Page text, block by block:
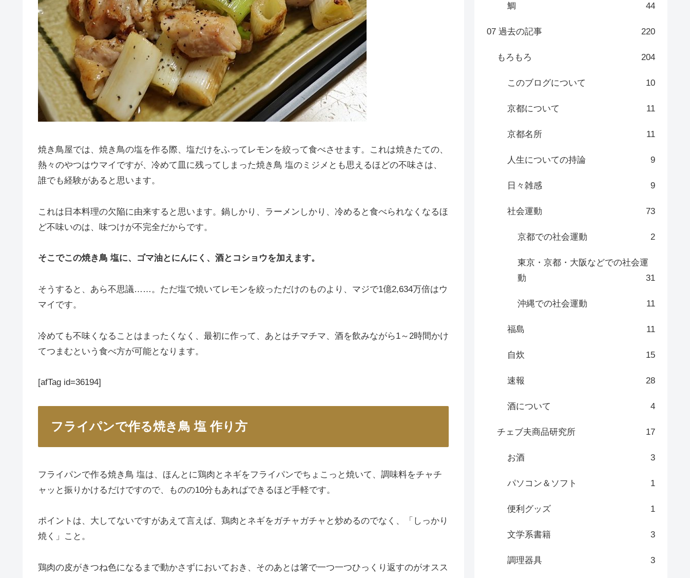
焼き鳥屋では、焼き鳥の塩を作る際、塩だけをふってレモンを絞って食べさせます。これは焼きたての、
熱々のやつはウマイですが、冷めて皿に残ってしまった焼き鳥 塩のミジメとも思えるほどの不味さは、
誰でも経験があると思います。
これは日本料理の欠陥に由来すると思います。鍋しかり、ラーメンしかり、冷めると食べられなくなるほ
ど不味いのは、味つけが不完全だからです。
そこでこの焼き鳥 塩に、ゴマ油とにんにく、酒とコショウを加えます。
そうすると、あら不思議……。ただ塩で焼いてレモンを絞っただけのものより、マジで1億2,634万倍はウ
マイです。
冷めても不味くなることはまったくなく、最初に作って、あとはチマチマ、酒を飲みながら1～2時間かけ
てつまむという食べ方が可能となります。
[afTag id=36194]
フライパンで作る焼き鳥 塩 作り方
フライパンで作る焼き鳥 塩は、ほんとに鶏肉とネギをフライパンでちょこっと焼いて、調味料をチャチ
ャッと振りかけるだけですので、ものの10分もあればできるほど手軽です。
ポイントは、大してないですがあえて言えば、鶏肉とネギをガチャガチャと炒めるのでなく、「しっかり
焼く」こと。
鶏肉の皮がきつね色になるまで動かさずにおいておき、そのあとは箸で一つ一つひっくり返すのがオスス
鯛 44
07 過去の記事 220
もろもろ 204
このブログについて 10
京都について 11
京都名所 11
人生についての持論 9
日々雑感 9
社会運動 73
京都での社会運動 2
東京・京都・大阪などでの社会運
動
31
沖縄での社会運動 11
福島 11
自炊 15
速報 28
酒について 4
チェブ夫商品研究所 17
お酒 3
パソコン＆ソフト 1
便利グッズ 1
文学系書籍 3
調理器具 3